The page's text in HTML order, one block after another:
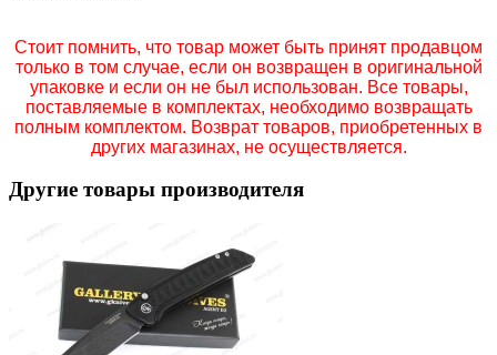
Стоит помнить, что товар может быть принят продавцом
только в том случае, если он возвращен в оригинальной
упаковке и если он не был использован. Все товары,
поставляемые в комплектах, необходимо возвращать
полным комплектом. Возврат товаров, приобретенных в
других магазинах, не осуществляется.
Другие товары производителя